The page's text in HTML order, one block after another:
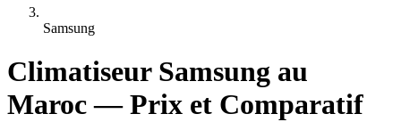
Samsung
Climatiseur Samsung au
Maroc — Prix et Comparatif